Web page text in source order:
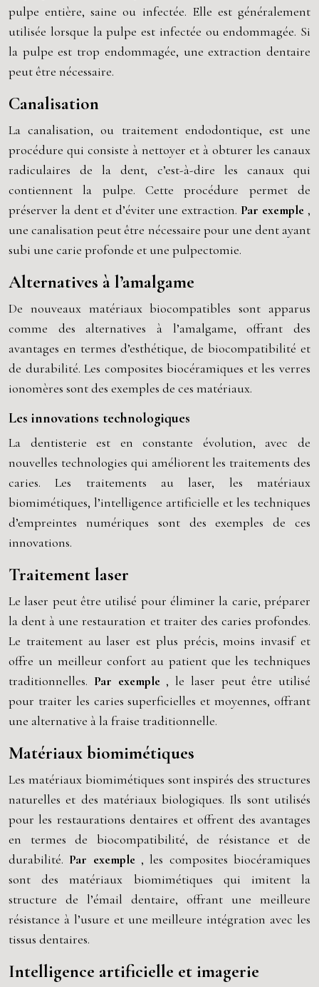
pulpe entière, saine ou infectée. Elle est généralement
utilisée lorsque la pulpe est infectée ou endommagée. Si
la pulpe est trop endommagée, une extraction dentaire
peut être nécessaire.
Canalisation
La canalisation, ou traitement endodontique, est une
procédure qui consiste à nettoyer et à obturer les canaux
radiculaires de la dent, c’est-à-dire les canaux qui
contiennent la pulpe. Cette procédure permet de
préserver la dent et d’éviter une extraction. Par exemple ,
une canalisation peut être nécessaire pour une dent ayant
subi une carie profonde et une pulpectomie.
Alternatives à l’amalgame
De nouveaux matériaux biocompatibles sont apparus
comme des alternatives à l’amalgame, offrant des
avantages en termes d’esthétique, de biocompatibilité et
de durabilité. Les composites biocéramiques et les verres
ionomères sont des exemples de ces matériaux.
Les innovations technologiques
La dentisterie est en constante évolution, avec de
nouvelles technologies qui améliorent les traitements des
caries. Les traitements au laser, les matériaux
biomimétiques, l’intelligence artificielle et les techniques
d’empreintes numériques sont des exemples de ces
innovations.
Traitement laser
Le laser peut être utilisé pour éliminer la carie, préparer
la dent à une restauration et traiter des caries profondes.
Le traitement au laser est plus précis, moins invasif et
offre un meilleur confort au patient que les techniques
traditionnelles. Par exemple , le laser peut être utilisé
pour traiter les caries superficielles et moyennes, offrant
une alternative à la fraise traditionnelle.
Matériaux biomimétiques
Les matériaux biomimétiques sont inspirés des structures
naturelles et des matériaux biologiques. Ils sont utilisés
pour les restaurations dentaires et offrent des avantages
en termes de biocompatibilité, de résistance et de
durabilité. Par exemple , les composites biocéramiques
sont des matériaux biomimétiques qui imitent la
structure de l’émail dentaire, offrant une meilleure
résistance à l’usure et une meilleure intégration avec les
tissus dentaires.
Intelligence artificielle et imagerie